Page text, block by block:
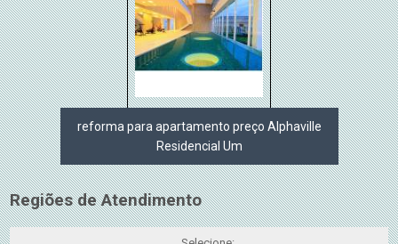
reforma para apartamento preço Alphaville
Residencial Um
Regiões de Atendimento